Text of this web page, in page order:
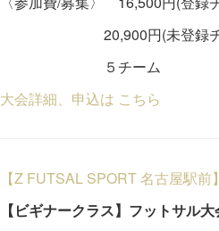
20,900円(未登録チ
５チーム
大会詳細、申込は こちら
【Z FUTSAL SPORT 名古屋駅前】
【ビギナークラス】フットサル大